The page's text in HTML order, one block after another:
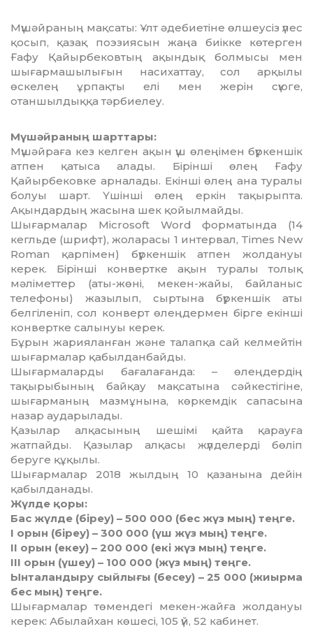
Мүшәйраның мақсаты: Ұлт әдебиетіне өл­шеусіз үлес
қосып, қазақ поэзиясын жаңа биік­ке көтерген
Ғафу Қайырбековтың ақын­дық болмысы мен
шығармашылығын наси­хат­тау, сол арқылы
өскелең ұрпақты елі мен жерін сүюге,
отаншылдыққа тәрбиелеу.
Мүшәйраның шарттары:
Мүшәйраға кез келген ақын үш өлеңімен бүркеншік
атпен қатыса алады. Бірінші өлең Ғафу
Қайырбековке арналады. Екінші өлең ана туралы
болуы шарт. Үшінші өлең еркін тақырыпта.
Ақындардың жасына шек қойылмайды.
Шығармалар Microsoft Word форматында (14
кегльде (шрифт), жоларасы 1 интервал, Times New
Roman қарпімен) бүркеншік атпен жолдануы
керек. Бірінші конвертке ақын ту­ралы толық
мәліметтер (аты-жөні, мекен-жа­йы, байланыс
телефоны) жазылып, сыр­тына бүр­кеншік аты
белгіленіп, сол конверт өлең­дермен бірге екінші
конвертке салынуы керек.
Бұрын жарияланған және талапқа сай кел­мей­тін
шығармалар қа­былдан­байды.
Шығармаларды бағала­ғанда: – өлеңдер­дің
тақырыбының байқау мақсатына сәйкес­тігіне,
шығарманың мазмұнына, көркемдік сапасына
назар аударылады.
Қазылар алқасының шешімі қайта қарауға
жатпайды. Қазылар алқасы жүлделерді бөліп
беруге құқылы.
Шығармалар 2018 жылдың 10 қазанына дейін
қабылданады.
Жүлде қоры:
Бас жүлде (біреу) – 500 000 (бес жүз мың) теңге.
І орын (біреу) – 300 000 (үш жүз мың) теңге.
ІІ орын (екеу) – 200 000 (екі жүз мың) теңге.
ІІІ орын (үшеу) – 100 000 (жүз мың) теңге.
Ынталандыру сыйлығы (бесеу) – 25 000 (жиырма
бес мың) теңге.
Шығармалар төмендегі мекен-жайға жолдануы
керек: Абылайхан көшесі, 105 үй, 52 кабинет.